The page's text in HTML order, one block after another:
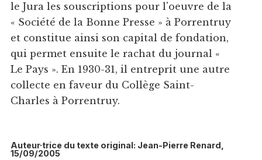
le Jura les souscriptions pour l'oeuvre de la
« Société de la Bonne Presse » à Porrentruy
et constitue ainsi son capital de fondation,
qui permet ensuite le rachat du journal «
Le Pays ». En 1930-31, il entreprit une autre
collecte en faveur du Collège Saint-
Charles à Porrentruy.
Auteur·trice du texte original: Jean-Pierre Renard,
15/09/2005